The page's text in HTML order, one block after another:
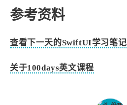
参考资料
查看下一天的SwiftUI学习笔记
关于100days英文课程